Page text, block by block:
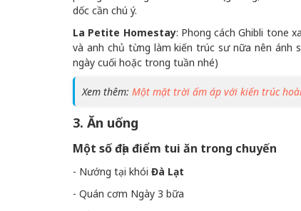
dốc cần chú ý.
La Petite Homestay: Phong cách Ghibli tone
và anh chủ từng làm kiến trúc sư nữa nên ánh
ngày cuối hoặc trong tuần nhé)
Xem thêm: Một mặt trời ấm áp với kiến trúc
3. Ăn uống
Một số địa điểm tui ăn trong chuyến
- Nướng tại khói Đà Lạt
- Quán cơm Ngày 3 bữa